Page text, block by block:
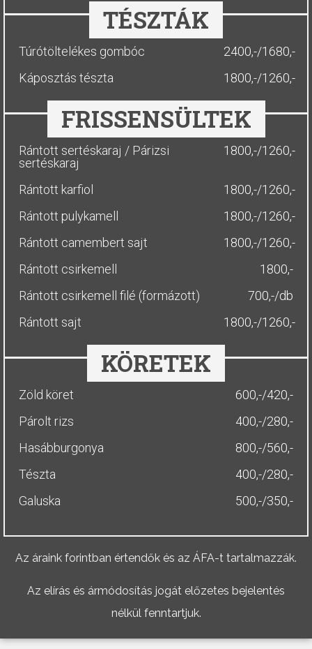
TÉSZTÁK
Túrótöltelékes gombóc
2400,-/1680,-
Káposztás tészta
1800,-/1260,-
FRISSENSÜLTEK
Rántott sertéskaraj / Párizsi
sertéskaraj
1800,-/1260,-
Rántott karfiol
1800,-/1260,-
Rántott pulykamell
1800,-/1260,-
Rántott camembert sajt
1800,-/1260,-
Rántott csirkemell
1800,-
Rántott csirkemell filé (formázott)
700,-/db
Rántott sajt
1800,-/1260,-
KÖRETEK
Zöld köret
600,-/420,-
Párolt rizs
400,-/280,-
Hasábburgonya
800,-/560,-
Tészta
400,-/280,-
Galuska
500,-/350,-
Az áraink forintban értendők és az ÁFA-t tartalmazzák.
Az elírás és ármódosítás jogát előzetes bejelentés
nélkül fenntartjuk.